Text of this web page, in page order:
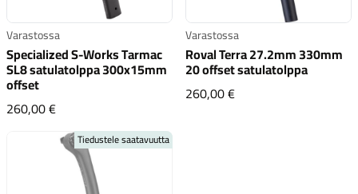
Komponentit
Varastossa
Specialized S-Works Tarmac
SL8 satulatolppa 300x15mm
offset
260,00 €Specialized S-Works Tarmac SL8 satulatolppa
Varastossa
Roval Terra 27.2mm 330mm
20 offset satulatolppa
260,00 €Roval Terra 27.2mm
Tiedustele saatavuutta